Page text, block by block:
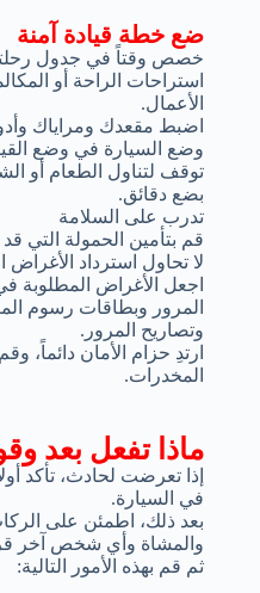
ضع خطة قيادة آمنة
خصص وقتاً في جدول
استراحات الراحة أو
الأعمال.
اضبط مقعدك ومراياك
وضع السيارة في وضع
توقف لتناول الطعام أو
بضع دقائق.
تدرب على السلامة
قم بتأمين الحمولة التي
لا تحاول استرداد
اجعل الأغراض المطلوبة
المرور وبطاقات رسوم
وتصاريح المرور.
ارتدِ حزام الأمان دائماً،
المخدرات.
ماذا تفعل بعد
إذا تعرضت لحادث، تأكد
في السيارة.
بعد ذلك، اطمئن على
والمشاة وأي شخص آخر
ثم قم بهذه الأمور التالية: